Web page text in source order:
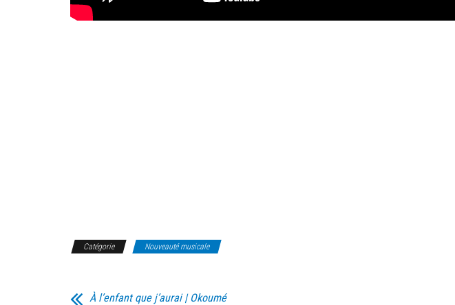
Catégorie Nouveauté musicale
À l’enfant que j’aurai | Okoumé